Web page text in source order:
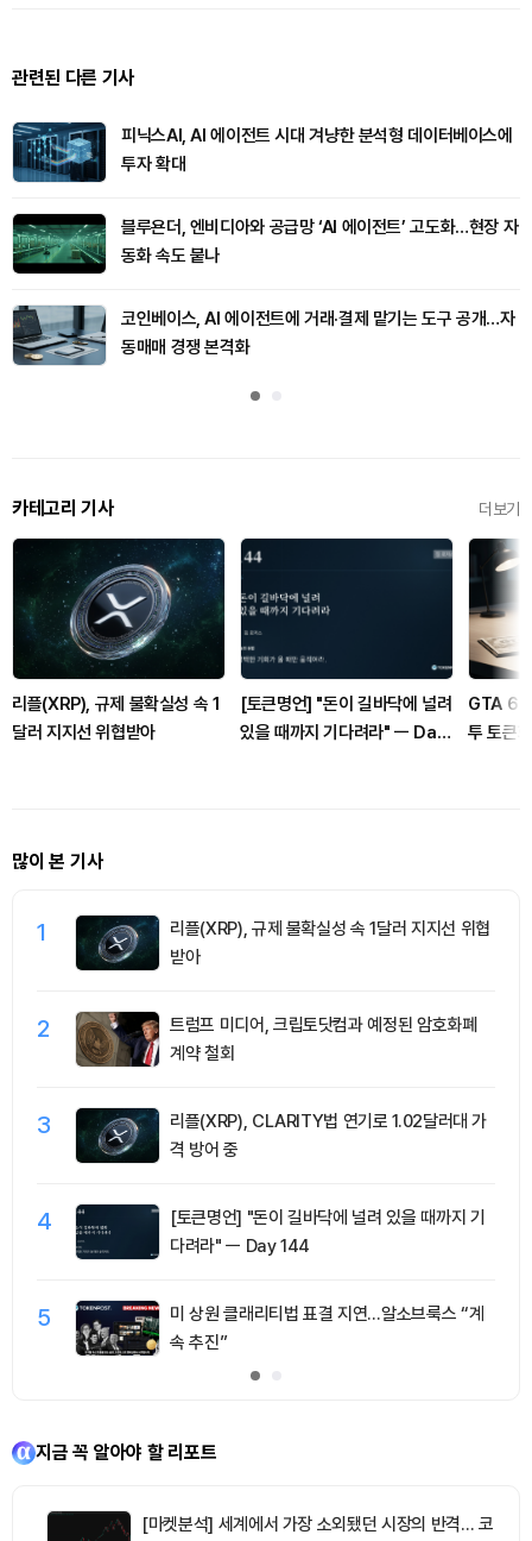
관련된 다른 기사
피닉스AI, AI 에이전트 시대 겨냥한 분석형 데이터베이스에
투자 확대
블루욘더, 엔비디아와 공급망 ‘AI 에이전트’ 고도화…현장 자
동화 속도 붙나
코인베이스, AI 에이전트에 거래·결제 맡기는 도구 공개…자
동매매 경쟁 본격화
카테고리 기사 더보기
리플(XRP), 규제 불확실성 속 1
달러 지지선 위협받아
[토큰명언] "돈이 길바닥에 널려
있을 때까지 기다려라" ㅡ Day
GTA 6
투 토큰
많이 본 기사
1
리플(XRP), 규제 불확실성 속 1달러 지지선 위협
받아
2
트럼프 미디어, 크립토닷컴과 예정된 암호화폐
계약 철회
3
리플(XRP), CLARITY법 연기로 1.02달러대 가
격 방어 중
4
[토큰명언] "돈이 길바닥에 널려 있을 때까지 기
다려라" ㅡ Day 144
5
미 상원 클래리티법 표결 지연…알소브룩스 “계
속 추진”
지금 꼭 알아야 할 리포트
[마켓분석] 세계에서 가장 소외됐던 시장의 반격… 코